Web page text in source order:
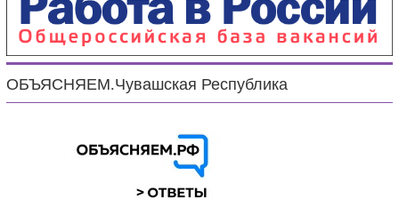
ОБЪЯСНЯЕМ.Чувашская Республика